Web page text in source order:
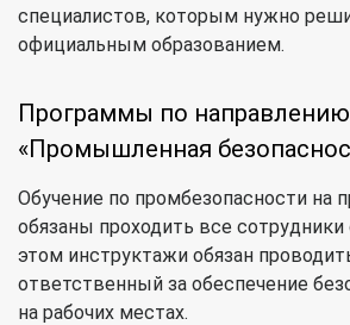
специалистов, которым нужно
официальным образованием.
Программы по направлению
«Промышленная
Обучение по промбезопасности на
обязаны проходить все сотрудники
этом инструктажи обязан
ответственный за обеспечение
на рабочих местах.